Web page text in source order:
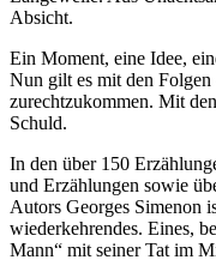
Absicht.
Ein Moment, eine Idee,
Nun gilt es mit den Folgen
zurechtzukommen. Mit
Schuld.
In den über 150
und Erzählungen sowie
Autors Georges Simenon
wiederkehrendes. Eines,
Mann“ mit seiner Tat im